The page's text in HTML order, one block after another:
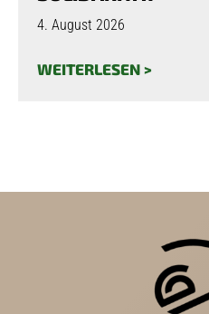
4. August 2026
WEITERLESEN >